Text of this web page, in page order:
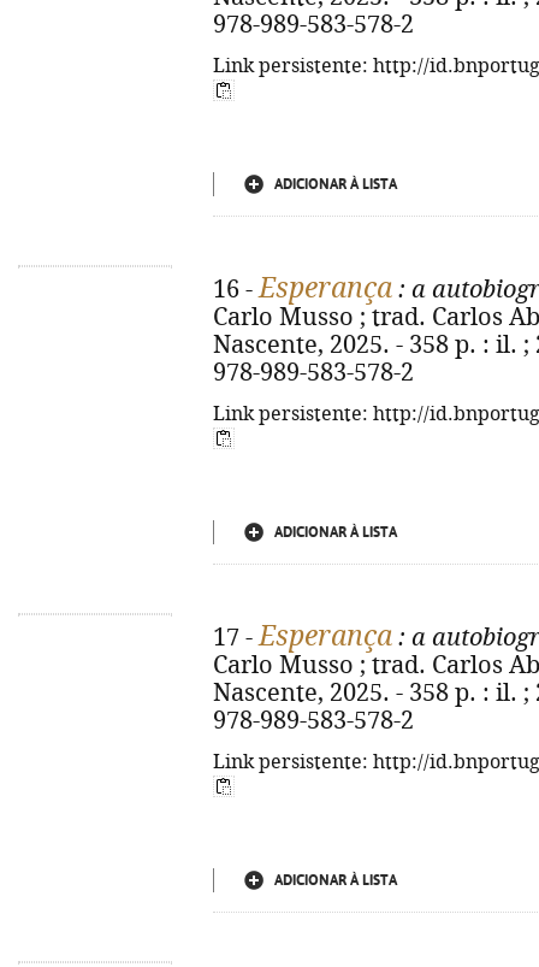
978-989-583-578-2
Link persistente: http://
ADICIONAR À LISTA
16 -Esperança : a
Carlo Musso ; trad. Carlos
Nascente, 2025. - 358 p. : il.
978-989-583-578-2
Link persistente: http://
ADICIONAR À LISTA
17 -Esperança : a
Carlo Musso ; trad. Carlos
Nascente, 2025. - 358 p. : il.
978-989-583-578-2
Link persistente: http://
ADICIONAR À LISTA